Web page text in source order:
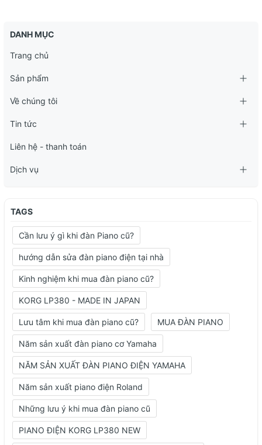
organ cũ và buôn bán linh kiện, phụ kiện đàn organ của
DANH MỤC
Trang chủ
Sản phẩm
Về chúng tôi
Tin tức
Liên hệ - thanh toán
Dịch vụ
TAGS
Cần lưu ý gì khi đàn Piano cũ?
hướng dẫn sửa đàn piano điện tại nhà
Kinh nghiệm khi mua đàn piano cũ?
KORG LP380 - MADE IN JAPAN
Lưu tâm khi mua đàn piano cũ? MUA ĐÀN PIANO
Năm sản xuất đàn piano cơ Yamaha
NĂM SẢN XUẤT ĐÀN PIANO ĐIỆN YAMAHA
Năm sản xuất piano điện Roland
Những lưu ý khi mua đàn piano cũ
PIANO ĐIỆN KORG LP380 NEW